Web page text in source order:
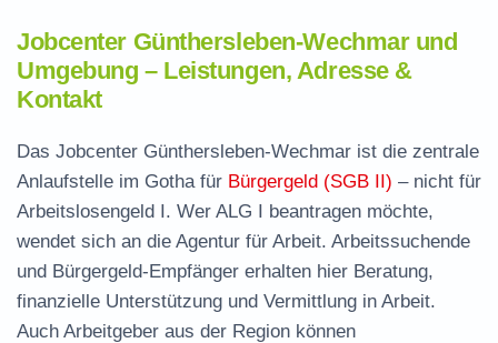
Jobcenter Günthersleben-Wechmar und
Umgebung – Leistungen, Adresse &
Kontakt
Das Jobcenter Günthersleben-Wechmar ist die zentrale
Anlaufstelle im Gotha für Bürgergeld (SGB II) – nicht für
Arbeitslosengeld I. Wer ALG I beantragen möchte,
wendet sich an die Agentur für Arbeit. Arbeitssuchende
und Bürgergeld-Empfänger erhalten hier Beratung,
finanzielle Unterstützung und Vermittlung in Arbeit.
Auch Arbeitgeber aus der Region können